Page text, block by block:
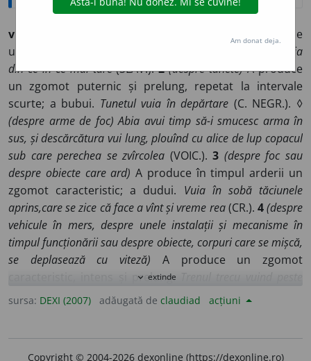
vu
A produce
un zgomot puternic și prelung; a vîjîi.
La zăgaz apa vuia
din ce în ce mai tare(SLAV.).2 (despre tunete)A produce
un zgomot puternic și prelung, repetat la intervale
scurte; a bubui. Tunetul vuia în depărtare (C. NEGR.). ◊
(despre arme de foc) Abia avui timp să-i smucesc arma în
sus, și descărcătura vui lung, plouînd cu alice de lup copacul
sub care perechea se zvîrcolea (VOIC.).3 (despre foc sau
despre obiecte care ard) A produce în timpul arderii un
zgomot caracteristic; a dudui. Vuia în sobă tăciunele
aprins,care se zice că face a vînt și vreme rea(CR.). 4(despre
vehicule în mers, despre unele instalații și mecanisme în
timpul funcționării sau despre obiecte, corpuri care se mișcă,
se deplasează cu viteză) A produce un zgomot
caracteristic, intens și prelung.
podul alb(CE. PETR.).
(despre obiecte, despre corpuri care
expand_more extinde
sursa: DEXI (2007) adăugată de claudiad acțiuni
Copyright © 2004-2026 dexonline (https://dexonline.ro)
Am donat deja.